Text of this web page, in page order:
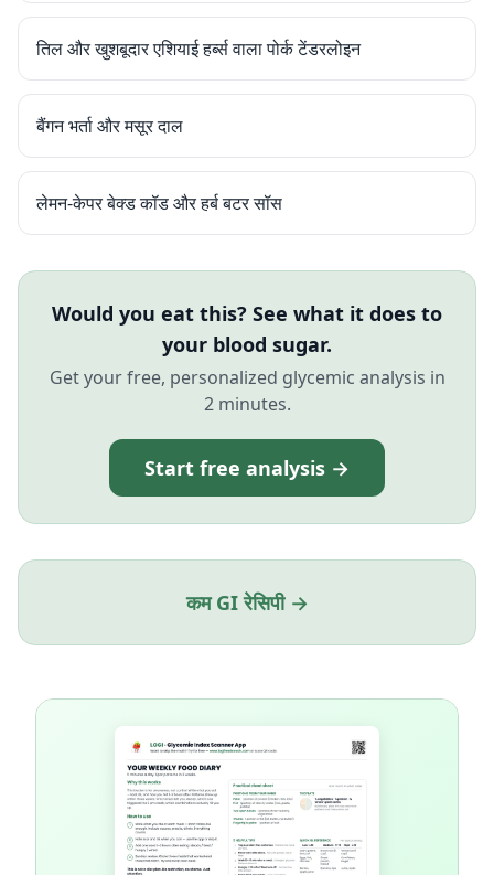
तिल और खुशबूदार एशियाई हर्ब्स वाला पोर्क टेंडरलोइन
बैंगन भर्ता और मसूर दाल
लेमन-केपर बेक्ड कॉड और हर्ब बटर सॉस
Would you eat this? See what it does to
your blood sugar.
Get your free, personalized glycemic analysis in
2 minutes.
Start free analysis →
कम GI रेसिपी →